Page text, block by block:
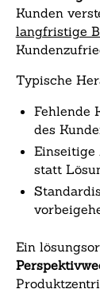
Kunden
langfristige
Typische
Fehlende
des
statt
Ein